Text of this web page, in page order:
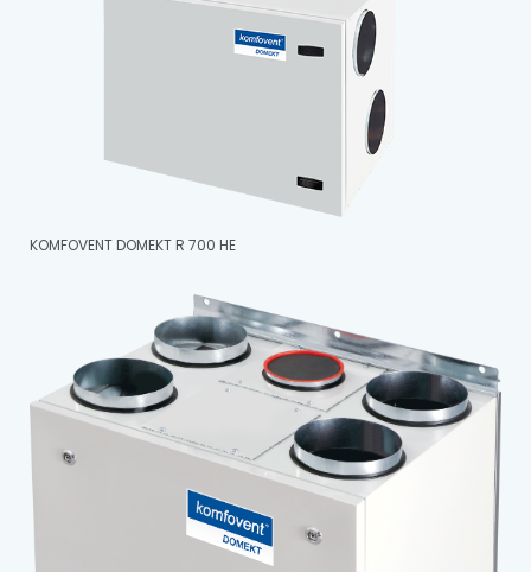
KOMFOVENT DOMEKT R 700 HE